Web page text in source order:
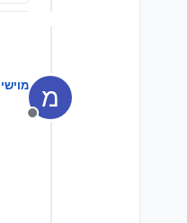
מ
מנותק
מוישי 2 0